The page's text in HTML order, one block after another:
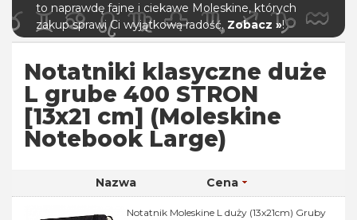
to naprawdę fajne i ciekawe Moleskine, których
zakup sprawi Ci wyjątkową radość. Zobacz »!
Notatniki klasyczne duże
L grube 400 STRON
[13x21 cm] (Moleskine
Notebook Large)
Nazwa Cena
Notatnik Moleskine L duży (13x21cm) Gruby